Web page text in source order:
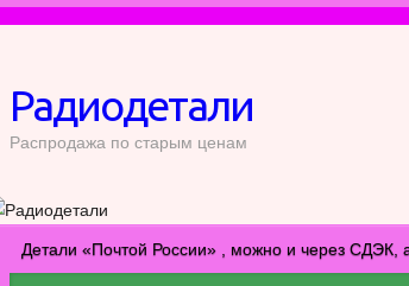
Радиодетали
Распродажа по старым ценам
Детали «Почтой России» , можно и через СДЭК,